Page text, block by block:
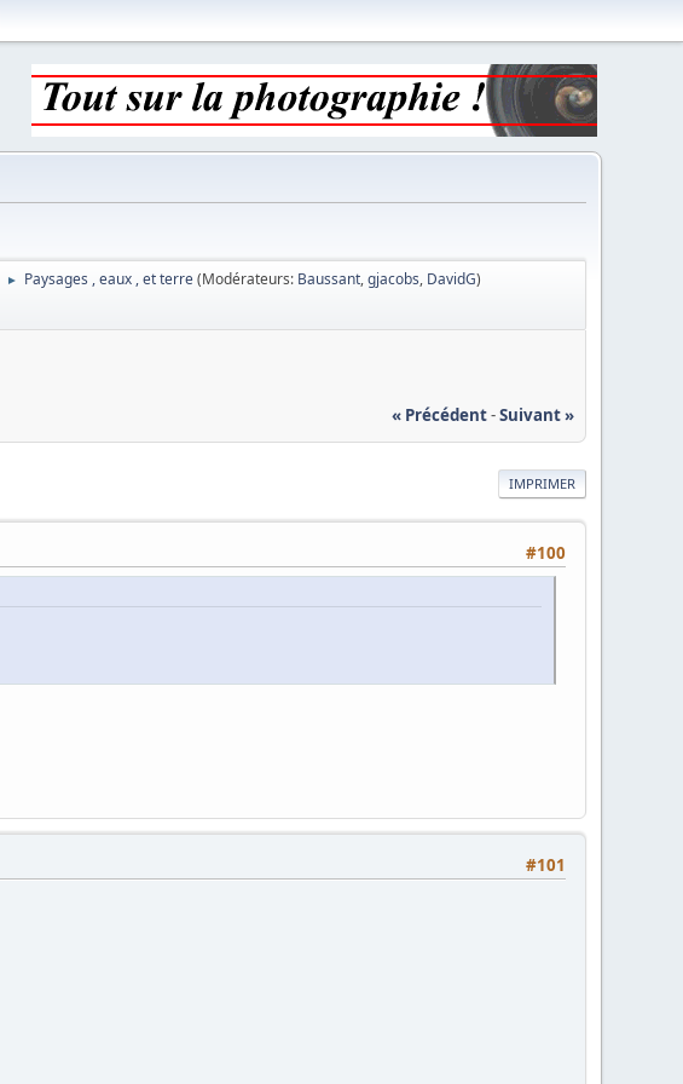
► Paysages , eaux , et terre(Modérateurs: Baussant,gjacobs, DavidG)
« Précédent-Suivant »
IMPRIMER
#100
#101